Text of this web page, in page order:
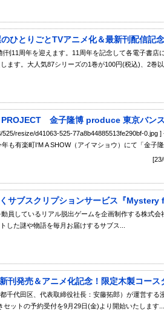
のひとりごとTVアニメ化＆最新刊配信記
刊11周年を迎えます。11周年を記念して各電子書
ます。大人気87シリーズの1巻が100円(税込)、2巻
金子隆博 produce 東京バン
resize/d41063-525-77a8b44885513fe290bf-0.jpg
も有楽町I‘M A SHOW（アイマショウ）にて「金子
サブスクリプションサービス『
員しているリアル脱出ゲームを企画制作する株式
した謎や物語を毎月お届けするサブス...
刊発売＆アニメ化記念！限定木製コー
千代田区、代表取締役社長：安藤拓郎）が運営する
セットの予約受付を9月29日(金)より開始いたします...